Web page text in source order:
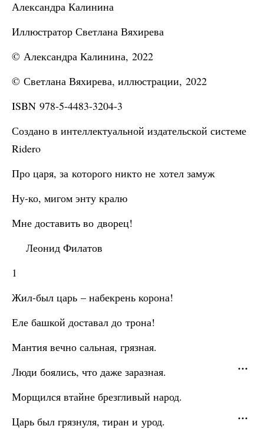
Александра Калинина
Иллюстратор Светлана Вяхирева
© Александра Калинина, 2022
© Светлана Вяхирева, иллюстрации, 2022
ISBN 978-5-4483-3204-3
Создано в интеллектуальной издательской системе
Ridero
Про царя, за которого никто не хотел замуж
Ну-ко, мигом энту кралю
Мне доставить во дворец!
Леонид Филатов
1
Жил-был царь – набекрень корона!
Еле башкой доставал до трона!
Мантия вечно сальная, грязная.
Люди боялись, что даже заразная.
Морщился втайне брезгливый народ.
Царь был грязнуля, тиран и урод.